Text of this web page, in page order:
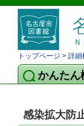
トップページ > 詳細
かんたん
感染拡大防